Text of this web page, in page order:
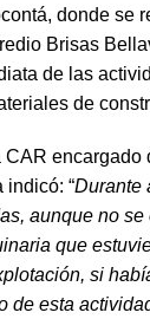
donde se
Brisas
de las
de
CAR encargado
indicó: “Durante
aunque no se
que
si
de esta